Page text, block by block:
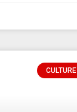
CULTURE